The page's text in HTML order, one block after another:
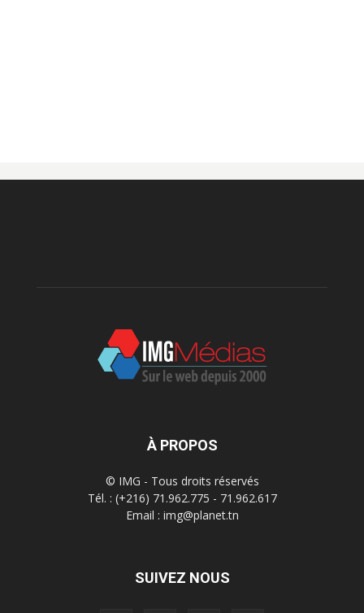
À PROPOS
© IMG - Tous droits réservés
Tél. : (+216) 71.962.775 - 71.962.617
Email : img@planet.tn
SUIVEZ NOUS